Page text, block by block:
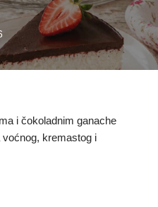
i čokoladnim ganache
kremastog i